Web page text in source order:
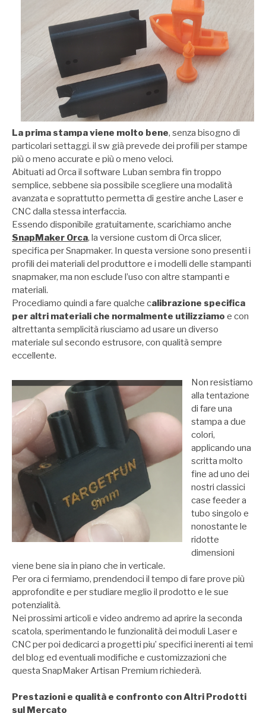
La prima stampa viene molto bene, senza bisogno di
particolari settaggi. il sw già prevede dei profili per stampe
più o meno accurate e più o meno veloci.
Abituati ad Orca il software Luban sembra fin troppo
semplice, sebbene sia possibile scegliere una modalità
avanzata e soprattutto permetta di gestire anche Laser e
CNC dalla stessa interfaccia.
Essendo disponibile gratuitamente, scarichiamo anche
SnapMaker Orca, la versione custom di Orca slicer,
specifica per Snapmaker. In questa versione sono presenti i
profili dei materiali del produttore e i modelli delle stampanti
snapmaker, ma non esclude l’uso con altre stampanti e
materiali.
Procediamo quindi a fare qualche calibrazione specifica
per altri materiali che normalmente utilizziamo e con
altrettanta semplicità riusciamo ad usare un diverso
materiale sul secondo estrusore, con qualità sempre
eccellente.
Non resistiamo
alla tentazione
di fare una
stampa a due
colori,
applicando una
scritta molto
fine ad uno dei
nostri classici
case feeder a
tubo singolo e
nonostante le
ridotte
dimensioni
viene bene sia in piano che in verticale.
Per ora ci fermiamo, prendendoci il tempo di fare prove più
approfondite e per studiare meglio il prodotto e le sue
potenzialità.
Nei prossimi articoli e video andremo ad aprire la seconda
scatola, sperimentando le funzionalità dei moduli Laser e
CNC per poi dedicarci a progetti piu’ specifici inerenti ai temi
del blog ed eventuali modifiche e customizzazioni che
questa SnapMaker Artisan Premium richiederà.
Prestazioni e qualità e confronto con Altri Prodotti
sul Mercato